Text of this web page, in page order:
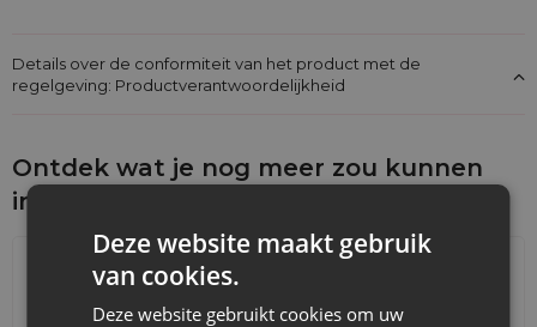
Details over de conformiteit van het product met de
regelgeving: Productverantwoordelijkheid
Ontdek wat je nog meer zou kunnen
interesseren
Deze website maakt gebruik
van cookies.
Deze website gebruikt cookies om uw